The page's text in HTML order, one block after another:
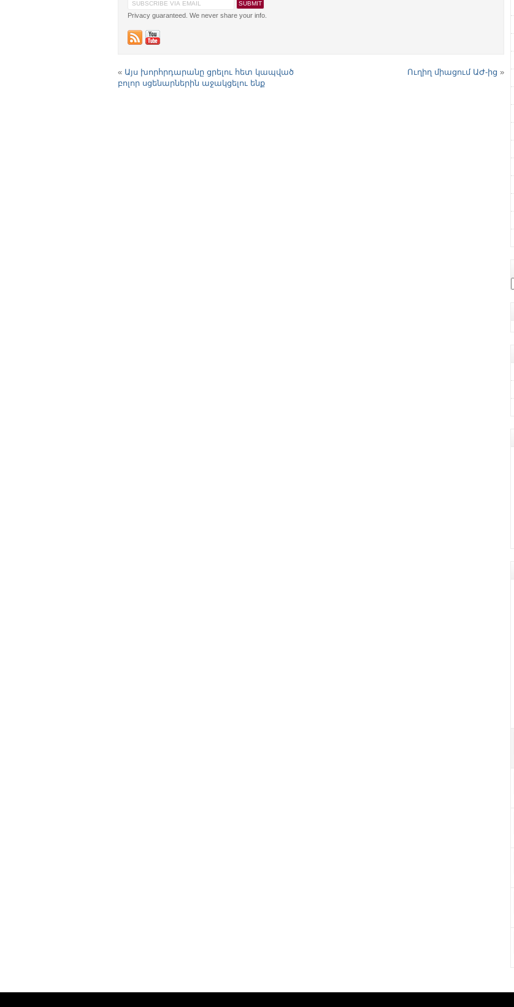
Privacy guaranteed. We never share your info.
« Այս խորհրդարանը ցրելու հետ կապված
բոլոր սցենարներին աջակցելու ենք
Ուղիղ միացում ԱԺ-ից »